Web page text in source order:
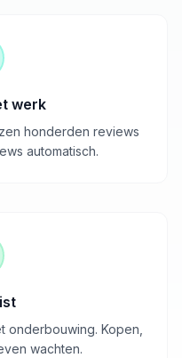
werk
honderden reviews
automatisch.
onderbouwing. Kopen,
wachten.